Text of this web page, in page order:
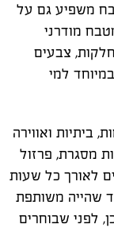
משפיע גם על
מודרני
צבעים
למי
ביתיות ואווירה
מסגרת, פרזול
לאורך כל שעות
שהייה משותפת
לפני שבוחרים